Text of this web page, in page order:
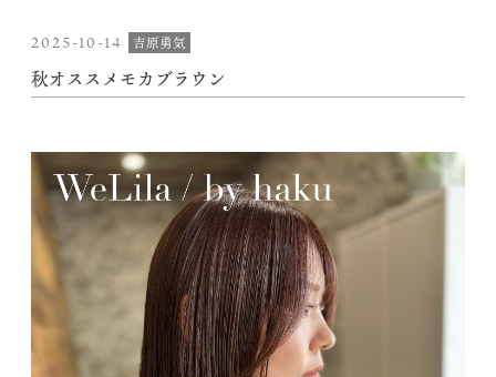
2025-10-14 吉原勇気
秋オススメモカブラウン